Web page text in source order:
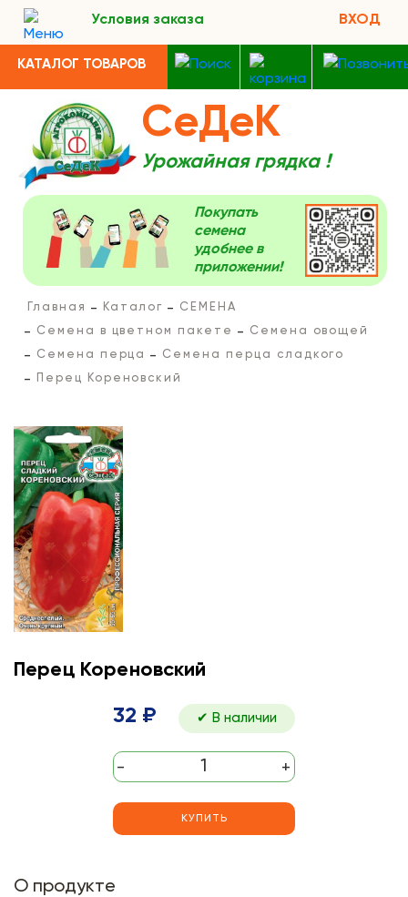
Условия заказа ВХОД
КАТАЛОГ ТОВАРОВ
СеДеК
Урожайная грядка !
Покупать
семена
удобнее в
приложении!
Главная Каталог
СЕМЕНА
Семена в цветном пакете
Семена овощей
Семена перца
Семена перца сладкого
Перец Кореновский
Перец Кореновский
32 ₽ ✔ В наличии
- +
КУПИТЬ
О продукте